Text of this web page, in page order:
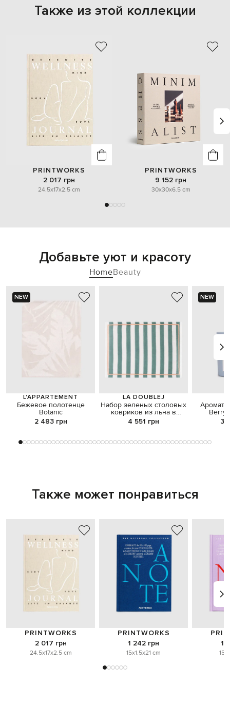
Также из этой коллекции
PRINTWORKS
2 017 грн
24.5x17x2.5 cm
PRINTWORKS
9 152 грн
30x30x6.5 cm
Добавьте уют и красоту
HomeBeauty
NEW
L'APPARTEMENT
Бежевое полотенце
Botanic
2 483 грн
LA DOUBLEJ
Набор зеленых столовых
ковриков из льна в
полоску
4 551 грн
NEW
3
Также может понравиться
PRINTWORKS
2 017 грн
24.5x17x2.5 cm
PRINTWORKS
1 242 грн
15x1.5x21 cm
1